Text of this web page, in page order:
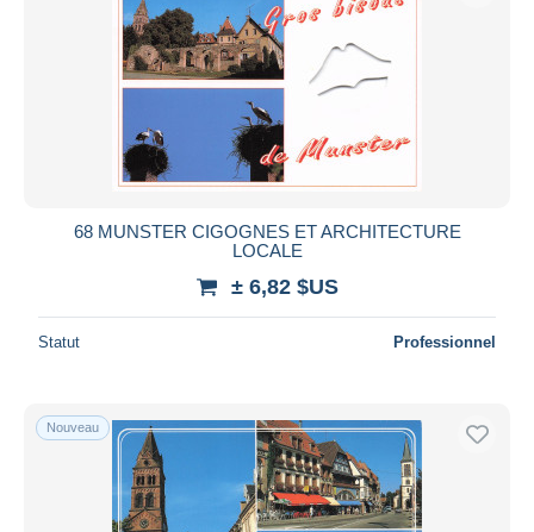
68 MUNSTER CIGOGNES ET ARCHITECTURE
LOCALE
± 6,82 $US
Statut Professionnel
Nouveau